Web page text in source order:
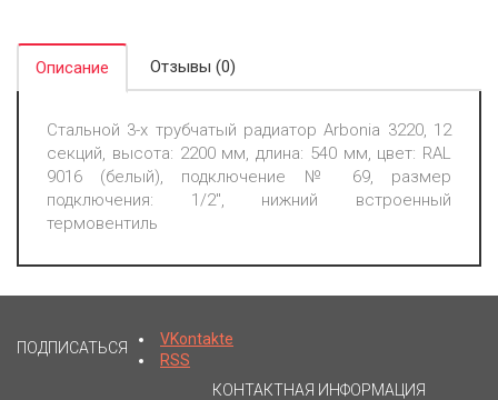
Описание Отзывы (0)
Стальной 3-х трубчатый радиатор Arbonia 3220, 12
секций, высота: 2200 мм, длина: 540 мм, цвет: RAL
9016 (белый), подключение № 69, размер
подключения: 1/2", нижний встроенный
термовентиль
ПОДПИСАТЬСЯ
VKontakte
RSS
КОНТАКТНАЯ ИНФОРМАЦИЯ